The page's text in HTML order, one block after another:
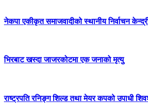
नेकपा एकीकृत समाजवादीको स्थानीय निर्वाचन
भिरबाट खस्दा जाजरकोटमा एक जनाको मृत्यु
राष्ट्रपति रनिङ्ग शिल्ड तथा मेयर कपको उपाधी